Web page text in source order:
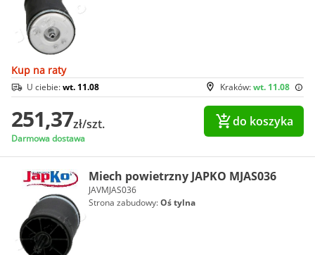
Kup na raty
Kraków:wt. 11.08
U ciebie:wt. 11.08
251,37zł/szt.
Darmowa dostawa
do koszyka
Miech powietrzny JAPKO MJAS036
JAVMJAS036
Strona zabudowy:Oś tylna